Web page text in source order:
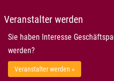
Veranstalter werden
Sie haben Interesse
werden?
Veranstalter werden »